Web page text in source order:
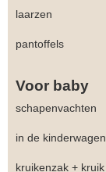
laarzen
pantoffels
Voor baby
schapenvachten
in de kinderwagen
kruikenzak + kruik